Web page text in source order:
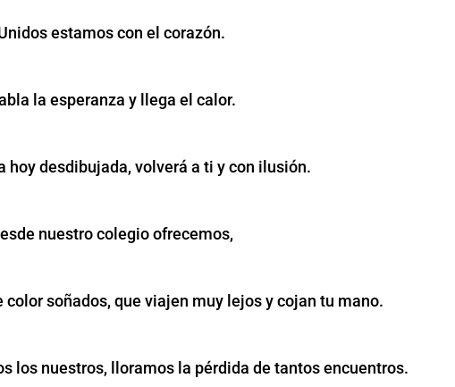
estamos con el corazón.
la esperanza y llega el calor.
hoy desdibujada, volverá a ti y con ilusión.
nuestro colegio ofrecemos,
color soñados, que viajen muy lejos y cojan tu mano.
los nuestros, lloramos la pérdida de tantos encuentros.